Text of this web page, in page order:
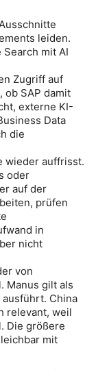
leiden.
mit AI
Zugriff auf
ob SAP damit
externe KI-
Data
die
wieder auffrisst.
oder
auf der
prüfen
in
nicht
von
Manus gilt als
China
relevant, weil
Die größere
mit